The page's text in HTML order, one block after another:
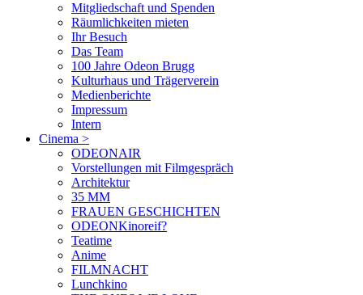
Mitgliedschaft und Spenden
Räumlichkeiten mieten
Ihr Besuch
Das Team
100 Jahre Odeon Brugg
Kulturhaus und Trägerverein
Medienberichte
Impressum
Intern
Cinema >
ODEONAIR
Vorstellungen mit Filmgespräch
Architektur
35 MM
FRAUEN GESCHICHTEN
ODEONKinoreif?
Teatime
Anime
FILMNACHT
Lunchkino